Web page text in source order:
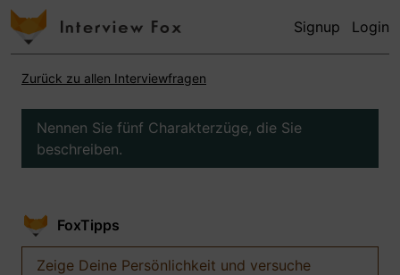
Signup Login
Zurück zu allen Interviewfragen
Nennen Sie fünf Charakterzüge, die Sie
beschreiben.
FoxTipps
Zeige Deine Persönlichkeit und versuche